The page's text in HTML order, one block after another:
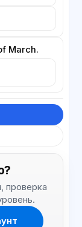
March.
проверка